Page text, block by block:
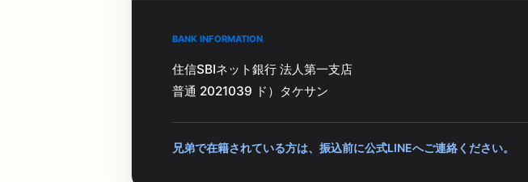
BANK INFORMATION
住信SBIネット銀行 法人第一支店
普通 2021039 ド）タケサン
兄弟で在籍されている方は、振込前に公式LINEへご連絡ください。